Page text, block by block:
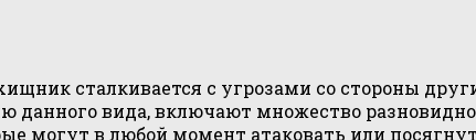
сталкивается с угрозами со стороны
вида, включают множество
могут в любой момент атаковать или